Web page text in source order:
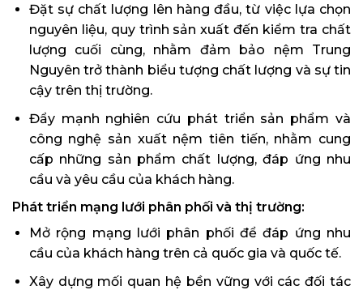
Đặt sự chất lượng lên hàng đầu, từ việc lựa chọn
nguyên liệu, quy trình sản xuất đến kiểm tra chất
lượng cuối cùng, nhằm đảm bảo nệm Trung
Nguyên trở thành biểu tượng chất lượng và sự tin
cậy trên thị trường.
Đẩy mạnh nghiên cứu phát triển sản phẩm và
công nghệ sản xuất nệm tiên tiến, nhằm cung
cấp những sản phẩm chất lượng, đáp ứng nhu
cầu và yêu cầu của khách hàng.
Phát triển mạng lưới phân phối và thị trường:
Mở rộng mạng lưới phân phối để đáp ứng nhu
cầu của khách hàng trên cả quốc gia và quốc tế.
Xây dựng mối quan hệ bền vững với các đối tác